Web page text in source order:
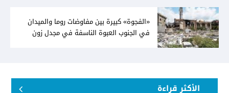
«الفجوة» كبيرة بين مفاوضات روما والميدان
في الجنوب العبوة الناسفة في مجدل زون
الأكثر قراءة